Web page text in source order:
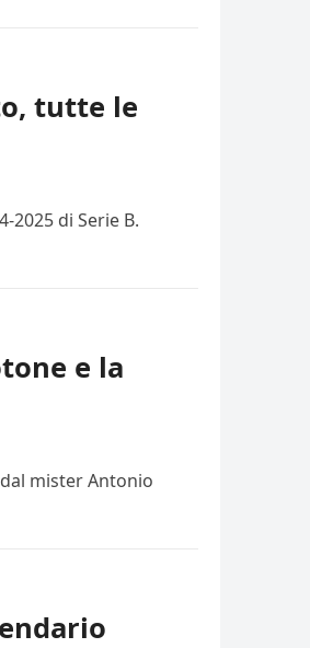
tutte le
di Serie B.
e la
mister Antonio